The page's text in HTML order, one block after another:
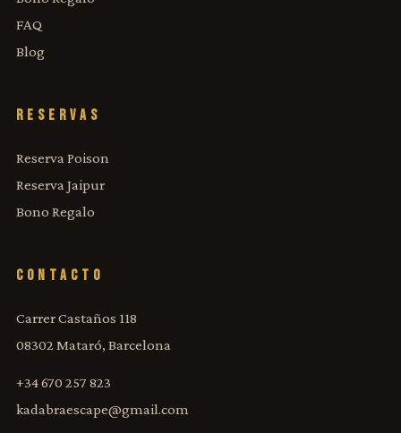
FAQ
Blog
RESERVAS
Reserva Poison
Reserva Jaipur
Bono Regalo
CONTACTO
Carrer Castaños 118
08302 Mataró, Barcelona
+34 670 257 823
kadabraescape@gmail.com